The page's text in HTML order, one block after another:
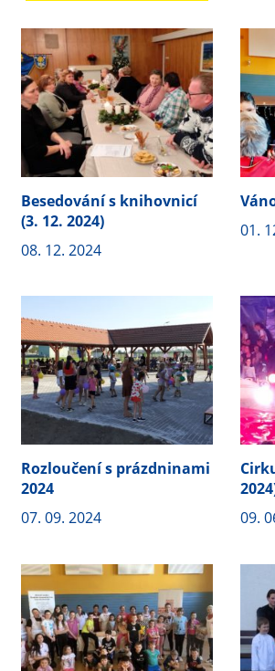
Besedování s knihovnicí
(3. 12. 2024)
08. 12. 2024
01.
Rozloučení s prázdninami
2024
07. 09. 2024
09.